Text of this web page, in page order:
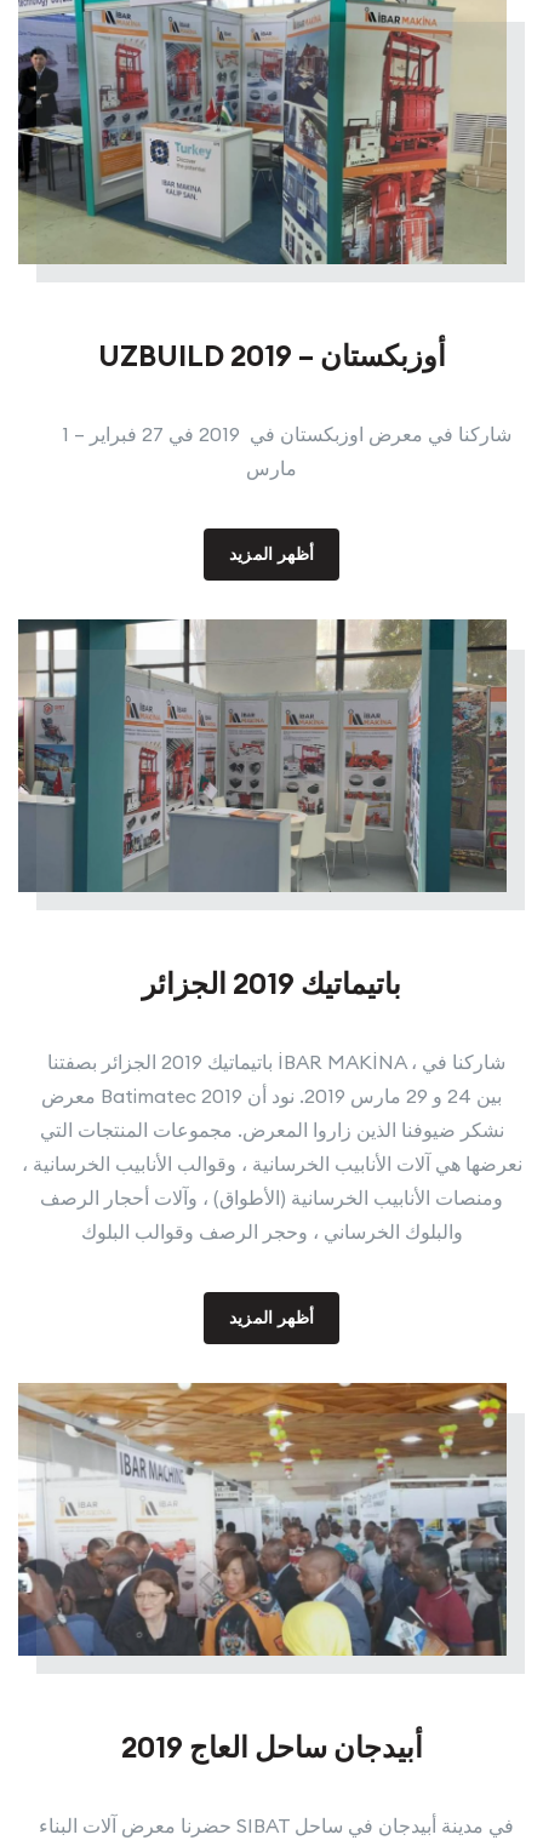
UZBUILD 2019 – أوزبكستان
مارس
أظهر المزيد
باتيماتيك 2019 الجزائر
معرض Batimatec 2019 بين 24 و 29 مارس 2019. نود أن
نشكر ضيوفنا الذين زاروا المعرض. مجموعات المنتجات التي
نعرضها هي آلات الأنابيب الخرسانية ، وقوالب الأنابيب الخرسانية ،
ومنصات الأنابيب الخرسانية (الأطواق) ، وآلات أحجار الرصف
والبلوك الخرساني ، وحجر الرصف وقوالب البلوك
أظهر المزيد
أبيدجان ساحل العاج 2019